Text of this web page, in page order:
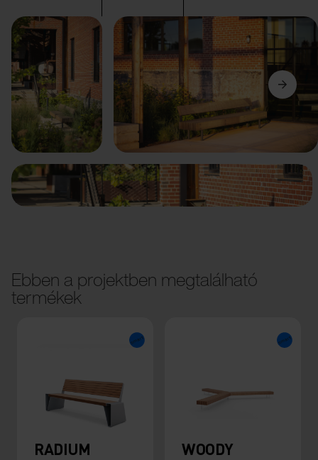
Előző Következő
Ebben a projektben megtalálható
termékek
RADIUM WOODY